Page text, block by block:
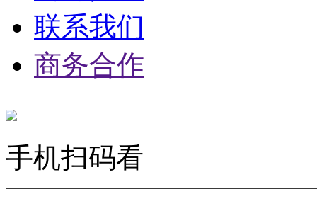
联系我们
商务合作
手机扫码看